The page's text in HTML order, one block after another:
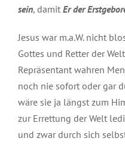
sein, damit Er der
Jesus war m.a.W. nicht
Gottes und Retter der
Repräsentant wahren
noch nie sofort oder gar
wäre sie ja längst zum
zur Errettung der Welt
und zwar durch sich